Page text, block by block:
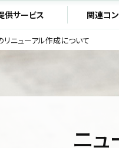
供サービス 関連コ
リニューアル作成について
ニュ